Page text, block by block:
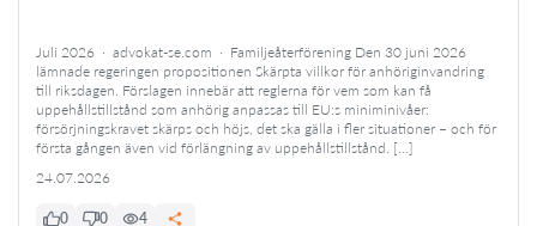
Juli 2026 · advokat-se.com · Familjeåterförening Den 30 juni 2026
lämnade regeringen propositionen Skärpta villkor för anhöriginvandring
till riksdagen. Förslagen innebär att reglerna för vem som kan få
uppehållstillstånd som anhörig anpassas till EU:s miniminivåer:
försörjningskravet skärps och höjs, det ska gälla i fler situationer – och för
första gången även vid förlängning av uppehållstillstånd. […]
24.07.2026
0 0 4